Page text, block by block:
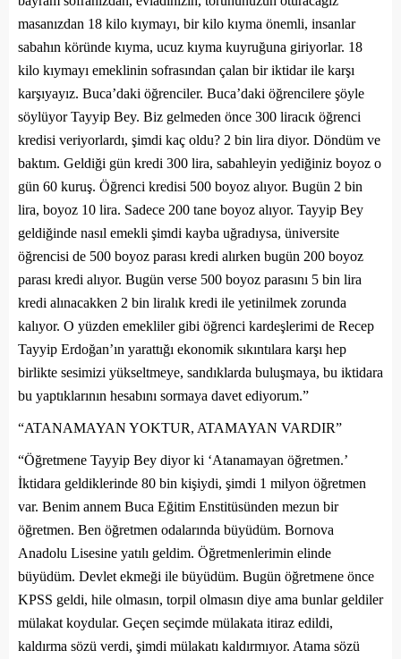
masanızdan 18 kilo kıymayı, bir kilo kıyma önemli, insanlar
sabahın köründe kıyma, ucuz kıyma kuyruğuna giriyorlar. 18
kilo kıymayı emeklinin sofrasından çalan bir iktidar ile karşı
karşıyayız. Buca’daki öğrenciler. Buca’daki öğrencilere şöyle
söylüyor Tayyip Bey. Biz gelmeden önce 300 liracık öğrenci
kredisi veriyorlardı, şimdi kaç oldu? 2 bin lira diyor. Döndüm ve
baktım. Geldiği gün kredi 300 lira, sabahleyin yediğiniz boyoz o
gün 60 kuruş. Öğrenci kredisi 500 boyoz alıyor. Bugün 2 bin
lira, boyoz 10 lira. Sadece 200 tane boyoz alıyor. Tayyip Bey
geldiğinde nasıl emekli şimdi kayba uğradıysa, üniversite
öğrencisi de 500 boyoz parası kredi alırken bugün 200 boyoz
parası kredi alıyor. Bugün verse 500 boyoz parasını 5 bin lira
kredi alınacakken 2 bin liralık kredi ile yetinilmek zorunda
kalıyor. O yüzden emekliler gibi öğrenci kardeşlerimi de Recep
Tayyip Erdoğan’ın yarattığı ekonomik sıkıntılara karşı hep
birlikte sesimizi yükseltmeye, sandıklarda buluşmaya, bu iktidara
bu yaptıklarının hesabını sormaya davet ediyorum.”
“ATANAMAYAN YOKTUR, ATAMAYAN VARDIR”
“Öğretmene Tayyip Bey diyor ki ‘Atanamayan öğretmen.’
İktidara geldiklerinde 80 bin kişiydi, şimdi 1 milyon öğretmen
var. Benim annem Buca Eğitim Enstitüsünden mezun bir
öğretmen. Ben öğretmen odalarında büyüdüm. Bornova
Anadolu Lisesine yatılı geldim. Öğretmenlerimin elinde
büyüdüm. Devlet ekmeği ile büyüdüm. Bugün öğretmene önce
KPSS geldi, hile olmasın, torpil olmasın diye ama bunlar geldiler
mülakat koydular. Geçen seçimde mülakata itiraz edildi,
kaldırma sözü verdi, şimdi mülakatı kaldırmıyor. Atama sözü